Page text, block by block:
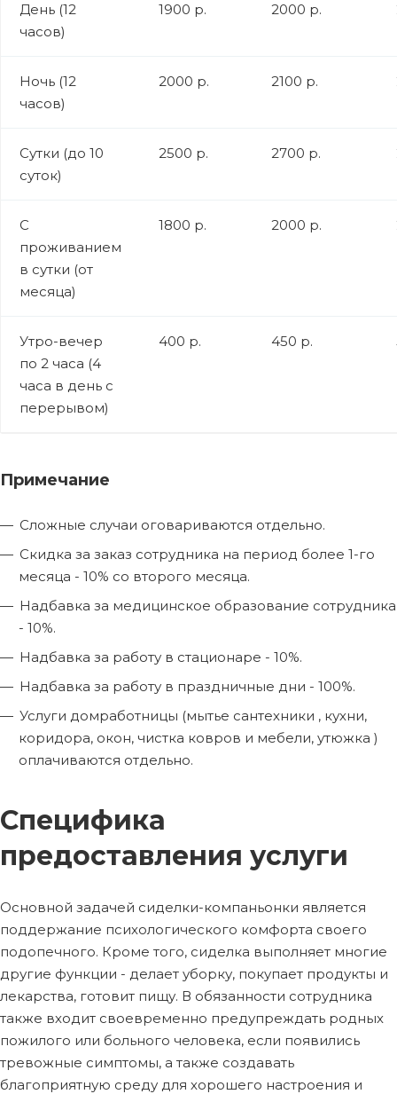
День (12
часов)
1900 р. 2000 р.
Ночь (12
часов)
2000 р. 2100 р.
Сутки (до 10
суток)
2500 р. 2700 р.
С
проживанием
в сутки (от
месяца)
1800 р. 2000 р.
Утро-вечер
по 2 часа (4
часа в день с
перерывом)
400 р. 450 р.
Примечание
Сложные случаи оговариваются отдельно.
Скидка за заказ сотрудника на период более 1-го
месяца - 10% со второго месяца.
Надбавка за медицинское образование сотрудника
- 10%.
Надбавка за работу в стационаре - 10%.
Надбавка за работу в праздничные дни - 100%.
Услуги домработницы (мытье сантехники , кухни,
коридора, окон, чистка ковров и мебели, утюжка )
оплачиваются отдельно.
Специфика
предоставления услуги
Основной задачей сиделки-компаньонки является
поддержание психологического комфорта своего
подопечного. Кроме того, сиделка выполняет многие
другие функции - делает уборку, покупает продукты и
лекарства, готовит пищу. В обязанности сотрудника
также входит своевременно предупреждать родных
пожилого или больного человека, если появились
тревожные симптомы, а также создавать
благоприятную среду для хорошего настроения и